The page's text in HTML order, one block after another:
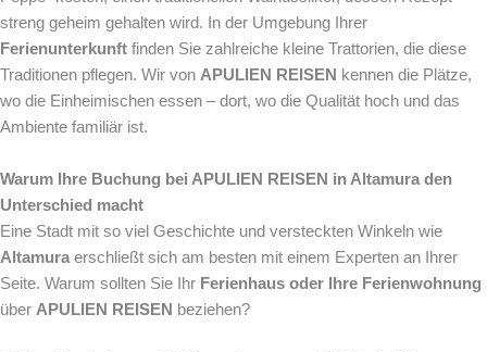
streng geheim gehalten wird. In der Umgebung Ihrer
Ferienunterkunft finden Sie zahlreiche kleine Trattorien, die diese
Traditionen pflegen. Wir von APULIEN REISEN kennen die Plätze,
wo die Einheimischen essen – dort, wo die Qualität hoch und das
Ambiente familiär ist.
Warum Ihre Buchung bei APULIEN REISEN in Altamura den
Unterschied macht
Eine Stadt mit so viel Geschichte und versteckten Winkeln wie
Altamura erschließt sich am besten mit einem Experten an Ihrer
Seite. Warum sollten Sie Ihr Ferienhaus oder Ihre Ferienwohnung
über APULIEN REISEN beziehen?